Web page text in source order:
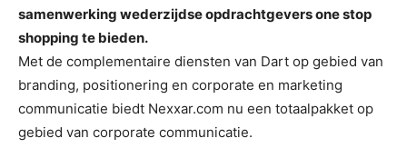
samenwerking wederzijdse opdrachtgevers one stop
shopping te bieden.
Met de complementaire diensten van Dart op gebied van
branding, positionering en corporate en marketing
communicatie biedt Nexxar.com nu een totaalpakket op
gebied van corporate communicatie.